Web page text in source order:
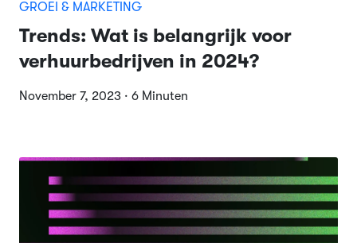
GROEI & MARKETING
Trends: Wat is belangrijk voor
verhuurbedrijven in 2024?
November 7, 2023 · 6 Minuten